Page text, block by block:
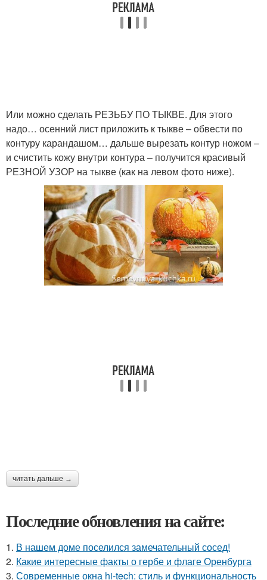
Или можно сделать РЕЗЬБУ ПО ТЫКВЕ. Для этого
надо… осенний лист приложить к тыкве – обвести по
контуру карандашом… дальше вырезать контур ножом –
и счистить кожу внутри контура – получится красивый
РЕЗНОЙ УЗОР на тыкве (как на левом фото ниже).
читать дальше →
Последние обновления на сайте:
1. В нашем доме поселился замечательный сосед!
2. Какие интересные факты о гербе и флаге Оренбурга
3. Современные окна hi-tech: стиль и функциональность